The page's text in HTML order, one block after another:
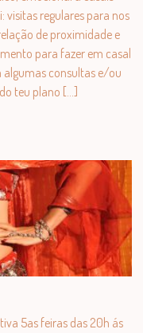
visitas regulares para nos
de proximidade e
para fazer em casal
consultas e/ou
teu plano […]
5as feiras das 20h ás